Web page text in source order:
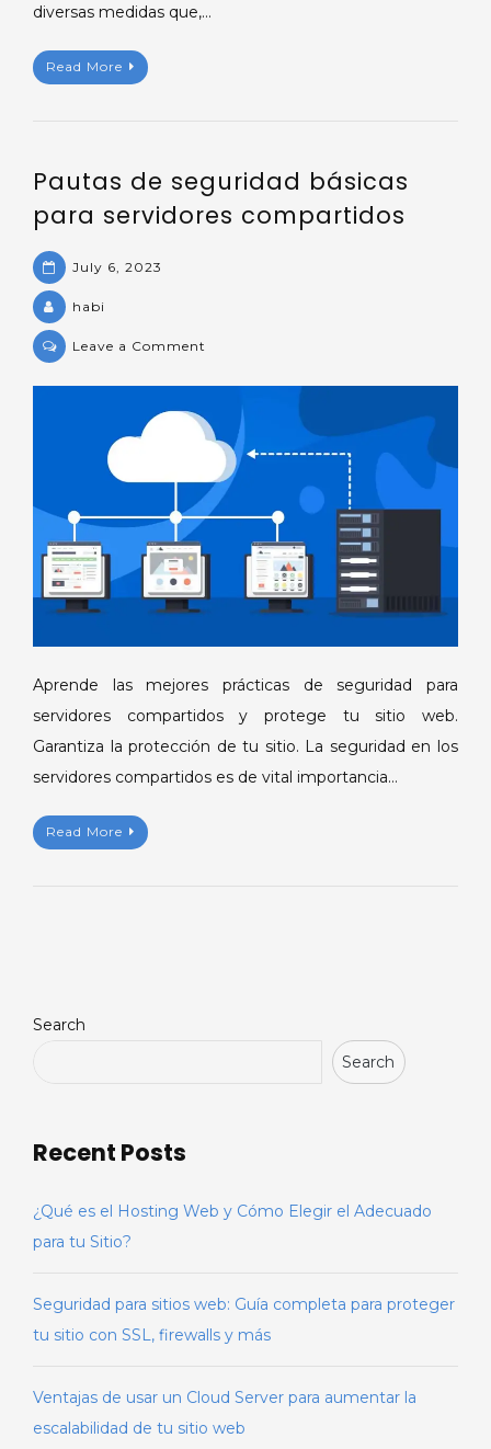
diversas medidas que,…
Read More
Pautas de seguridad básicas
para servidores compartidos
July 6, 2023
habi
Leave a Comment
seguridad
básicas
para
servidores
compartidos
Aprende las mejores prácticas de seguridad para
servidores compartidos y protege tu sitio web.
Garantiza la protección de tu sitio. La seguridad en los
servidores compartidos es de vital importancia…
Read More
Search
Search
Recent Posts
¿Qué es el Hosting Web y Cómo Elegir el Adecuado
para tu Sitio?
Seguridad para sitios web: Guía completa para proteger
tu sitio con SSL, firewalls y más
Ventajas de usar un Cloud Server para aumentar la
escalabilidad de tu sitio web